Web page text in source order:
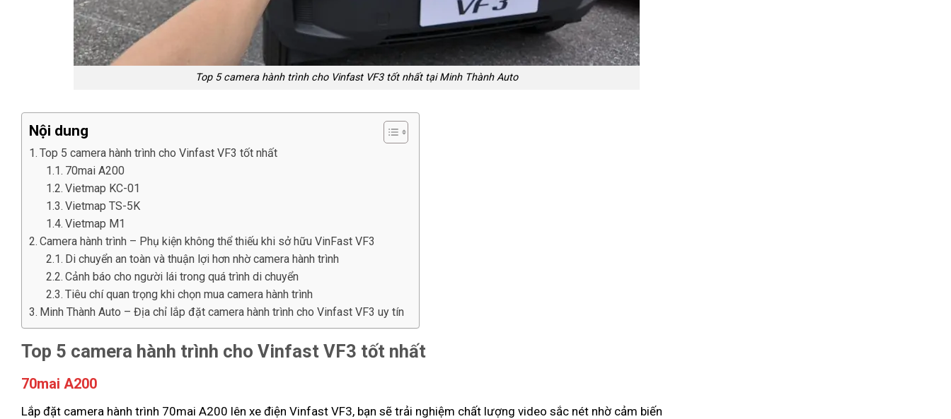
Top 5 camera hành trình cho Vinfast VF3 tốt nhất tại Minh Thành Auto
Nội dung
Top 5 camera hành trình cho Vinfast VF3 tốt nhất
70mai A200
Vietmap KC-01
Vietmap TS-5K
Vietmap M1
Camera hành trình – Phụ kiện không thể thiếu khi sở hữu VinFast VF3
Di chuyển an toàn và thuận lợi hơn nhờ camera hành trình
Cảnh báo cho người lái trong quá trình di chuyển
Tiêu chí quan trọng khi chọn mua camera hành trình
Minh Thành Auto – Địa chỉ lắp đặt camera hành trình cho Vinfast VF3 uy tín
Top 5 camera hành trình cho Vinfast VF3 tốt nhất
70mai A200
Lắp đặt camera hành trình 70mai A200 lên xe điện Vinfast VF3, bạn sẽ trải nghiệm chất lượng video sắc nét nhờ cảm biến